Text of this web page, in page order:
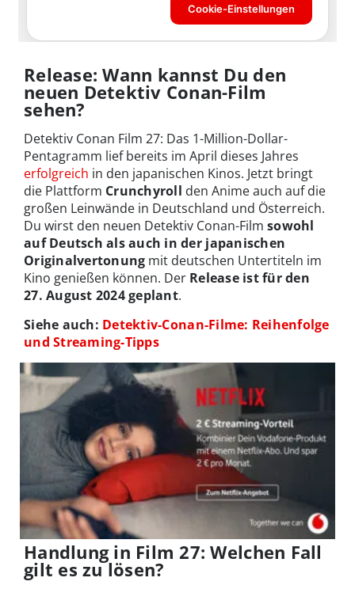
Release: Wann kannst Du den
neuen Detektiv Conan-Film
sehen?
Detektiv Conan Film 27: Das 1-Million-Dollar-
Pentagramm lief bereits im April dieses Jahres
erfolgreich in den japanischen Kinos. Jetzt bringt
die Plattform Crunchyroll den Anime auch auf die
großen Leinwände in Deutschland und Österreich.
Du wirst den neuen Detektiv Conan-Film sowohl
auf Deutsch als auch in der japanischen
Originalvertonung mit deutschen Untertiteln im
Kino genießen können. Der Release ist für den
27. August 2024 geplant.
Siehe auch: Detektiv-Conan-Filme: Reihenfolge
und Streaming-Tipps
Handlung in Film 27: Welchen Fall
gilt es zu lösen?